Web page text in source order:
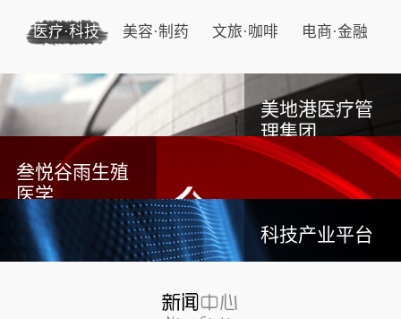
医疗·科技 美容·制药 文旅·咖啡 电商·金融
美地港医疗管
理集团
叁悦谷雨生殖
医学
科技产业平台